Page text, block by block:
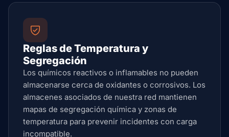
Reglas de Temperatura y
Segregación
Los químicos reactivos o inflamables no pueden
almacenarse cerca de oxidantes o corrosivos. Los
almacenes asociados de nuestra red mantienen
mapas de segregación química y zonas de
temperatura para prevenir incidentes con carga
incompatible.